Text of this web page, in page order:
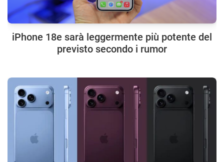
iPhone 18e sarà leggermente più potente del
previsto secondo i rumor